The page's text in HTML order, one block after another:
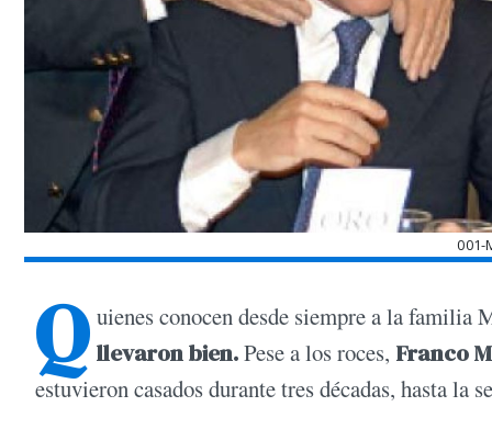
001-
Q uienes conocen desde siempre a la familia
llevaron bien.Pese a los roces, Franco
estuvieron casados durante tres décadas, hasta la